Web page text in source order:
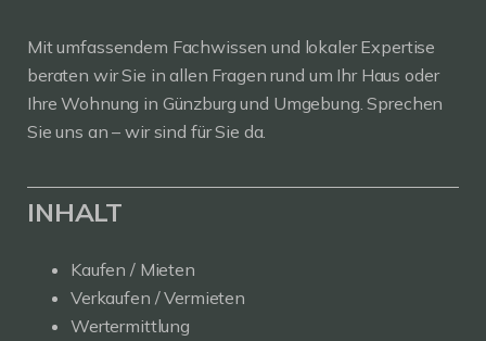
Mit umfassendem Fachwissen und lokaler Expertise
beraten wir Sie in allen Fragen rund um Ihr Haus oder
Ihre Wohnung in Günzburg und Umgebung. Sprechen
Sie uns an – wir sind für Sie da.
INHALT
Kaufen / Mieten
Verkaufen / Vermieten
Wertermittlung